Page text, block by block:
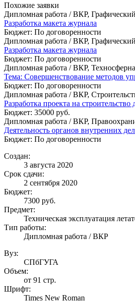
Похожие заявки
Дипломная работа / ВКР,
Разработка макета журнала
Бюджет: По договоренности
Дипломная работа / ВКР,
Разработка макета журнала
Бюджет: По договоренности
Дипломная работа / ВКР,
Тема: Совершенствование методов
Бюджет: По договоренности
Дипломная работа / ВКР,
Разработка проекта на
Бюджет: 35000 руб.
Дипломная работа / ВКР,
Деятельность органов внутренних
Бюджет: По договоренности
Создан:
3 августа 2020
Срок сдачи:
2 сентября 2020
Бюджет:
7300 руб.
Предмет:
Техническая эксплуатация
Тип работы:
Дипломная работа / ВКР
Вуз:
СПбГУГА
Объем:
от 91 стр.
Шрифт:
Times New Roman